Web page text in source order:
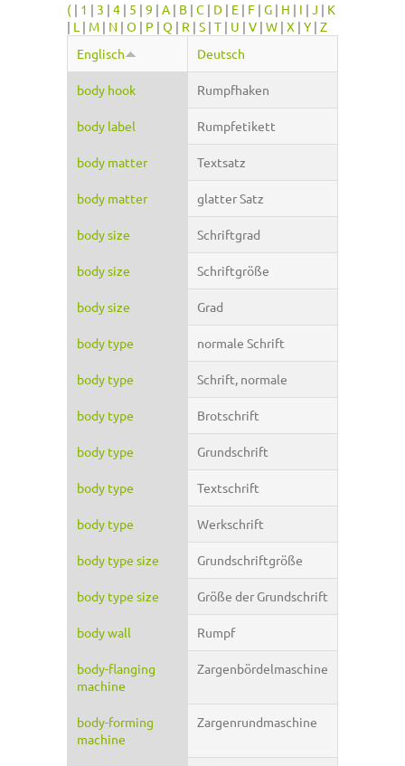
( | 1 | 3 | 4 | 5 | 9 | A | B | C | D | E | F | G | H | I | J | K
| L | M | N | O | P | Q | R | S | T | U | V | W | X | Y | Z
Englisch
Deutsch
body hook Rumpfhaken
body label Rumpfetikett
body matter Textsatz
body matter glatter Satz
body size Schriftgrad
body size Schriftgröße
body size Grad
body type normale Schrift
body type Schrift, normale
body type Brotschrift
body type Grundschrift
body type Textschrift
body type Werkschrift
body type size Grundschriftgröße
body type size Größe der Grundschrift
body wall Rumpf
body-flanging
machine
Zargenbördelmaschine
body-forming
machine
Zargenrundmaschine